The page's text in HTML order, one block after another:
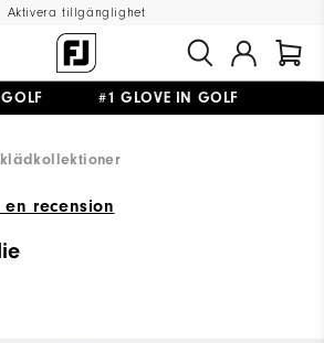
Aktivera tillgänglighet
GOLF #1 GLOVE IN GOLF
en recension